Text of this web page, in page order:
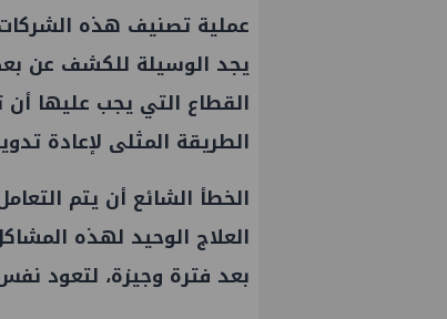
عملية تصنيف هذه
يجد الوسيلة للكشف عن
القطاع التي يجب عليها
الطريقة المثلى لإعادة
الخطأ الشائع أن يتم
العلاج الوحيد لهذه
بعد فترة وجيزة، لتعود